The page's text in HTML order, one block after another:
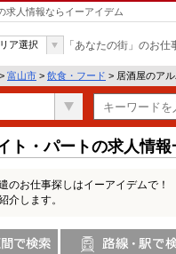
求人情報ならイーアイデム
ア選択 「あなたの街」のお
> 富山市 > 飲食・フード > 居酒屋のア
ト・パートの求人情報
のお仕事探しはイーアイデムで！
介します。